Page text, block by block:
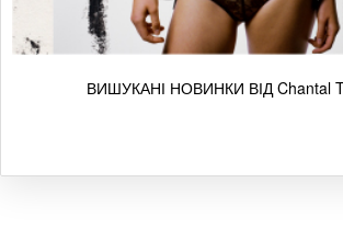
ВИШУКАНІ НОВИНКИ ВІД Chantal